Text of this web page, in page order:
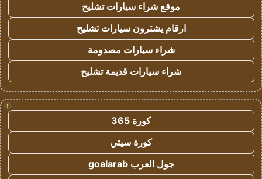
موقع شراء سيارات تشليح
ارقام يشترون سيارات تشليح
شراء سيارات مصدومة
شراء سيارات قديمة تشليح
!
كورة 365
كورة سيتي
جول العرب goalarab